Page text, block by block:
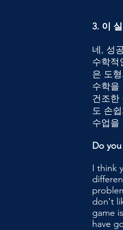
3. 이
네, 성
수학적
은 도
수학을
건조한
도 손
수업을
Do
I think
don't
game
have